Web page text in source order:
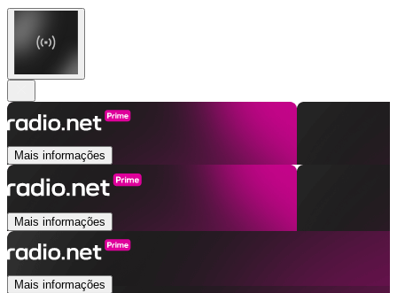
Mais informações
Mais informações
Mais informações